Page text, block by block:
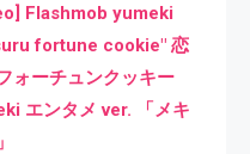
Flashmob yumeki
fortune cookie" 恋
ォーチュンクッキー
エンタメ ver. 「メキ